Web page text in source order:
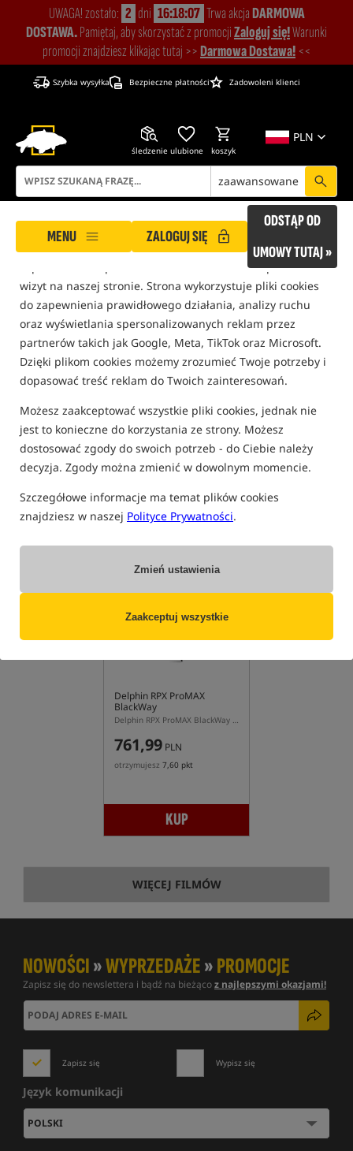
Nasza strona korzysta z plików cookies, które pomagają
zapewnić Ci bezpieczne i komfortowe warunki podczas
wizyt na naszej stronie. Strona wykorzystuje pliki cookies
do zapewnienia prawidłowego działania, analizy ruchu
oraz wyświetlania spersonalizowanych reklam przez
partnerów takich jak Google, Meta, TikTok oraz Microsoft.
Dzięki plikom cookies możemy zrozumieć Twoje potrzeby i
dopasować treść reklam do Twoich zainteresowań.
Możesz zaakceptować wszystkie pliki cookies, jednak nie
jest to konieczne do korzystania ze strony. Możesz
dostosować zgody do swoich potrzeb - do Ciebie należy
decyzja. Zgody można zmienić w dowolnym momencie.
Szczegółowe informacje ma temat plików cookies
znajdziesz w naszej Polityce Prywatności.
Zmień ustawienia
Zaakceptuj wszystkie
UWAGA! zostało: 2 dni 16:18:07 Trwa akcjaDARMOWA
DOSTAWA.Pamiętaj, aby skorzystać z promocjiZaloguj się!Warunki
promocji znajdziesz klikając tutaj >>Darmowa Dostawa! <<
Szybka wysyłka Bezpieczne płatności Zadowoleni klienci
PLN
śledzenie ulubione koszyk
zaawansowane
MENU ZALOGUJ SIĘ
ODSTĄP OD
UMOWY TUTAJ »
Delphin RPX ProMAX BlackWay
PRODUKTY Z FILMU
Nowość!
KONKURS+
Delphin RPX ProMAX
BlackWay
761,99 PLN
otrzymujesz 7,60 pkt
KUP
WIĘCEJ FILMÓW
NOWOŚCI»WYPRZEDAŻE»PROMOCJE
Zapisz się do newslettera i bądź na bieżącoz najlepszymi okazjami!
Zapisz się Wypisz się
Język komunikacji